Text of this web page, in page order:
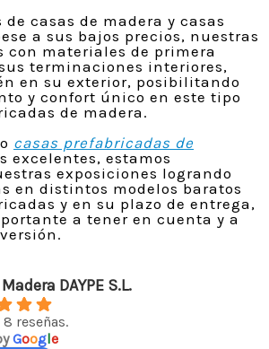
casas de madera y casas
a sus bajos precios, nuestras
con materiales de primera
terminaciones interiores,
en su exterior, posibilitando
y confort único en este tipo
de madera.
casas prefabricadas de
excelentes, estamos
exposiciones logrando
en distintos modelos baratos
y en su plazo de entrega,
a tener en cuenta y a
DAYPE S.L.
reseñas.
Google